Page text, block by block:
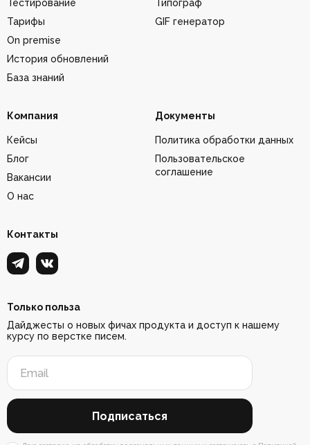
Тестирование
Тарифы
On premise
История обновлений
База знаний
Типограф
GIF генератор
Компания
Кейсы
Блог
Вакансии
О нас
Документы
Политика обработки данных
Пользовательское
соглашение
Контакты
Только польза
Дайджесты о новых фичах продукта и доступ к нашему
курсу по верстке писем.
Подписаться